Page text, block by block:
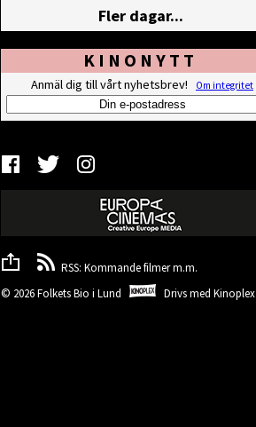
Fler dagar...
KINONYTT
Anmäl dig till vårt nyhetsbrev! Om integritet
RSS: Kommande filmer m.m.
© 2026 Folkets Bio i Lund
Drivs med Kinoplex